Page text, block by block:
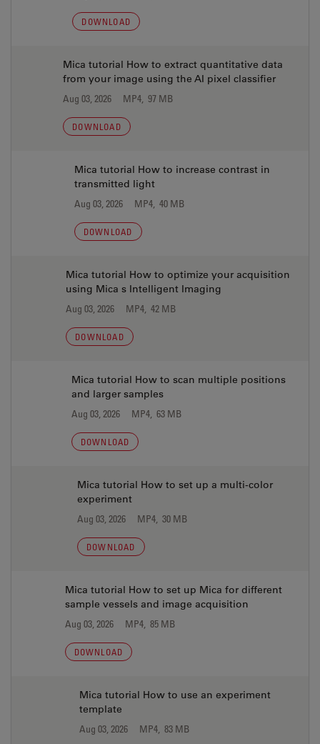
DOWNLOAD
Mica tutorial How to extract quantitative data
from your image using the AI pixel classifier
Aug 03, 2026 MP4, 97 MB
DOWNLOAD
Mica tutorial How to increase contrast in
transmitted light
Aug 03, 2026 MP4, 40 MB
DOWNLOAD
Mica tutorial How to optimize your acquisition
using Mica s Intelligent Imaging
Aug 03, 2026 MP4, 42 MB
DOWNLOAD
Mica tutorial How to scan multiple positions
and larger samples
Aug 03, 2026 MP4, 63 MB
DOWNLOAD
Mica tutorial How to set up a multi-color
experiment
Aug 03, 2026 MP4, 30 MB
DOWNLOAD
Mica tutorial How to set up Mica for different
sample vessels and image acquisition
Aug 03, 2026 MP4, 85 MB
DOWNLOAD
Mica tutorial How to use an experiment
template
Aug 03, 2026 MP4, 83 MB